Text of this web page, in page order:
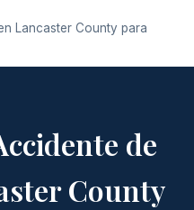
Lancaster County para
de
County